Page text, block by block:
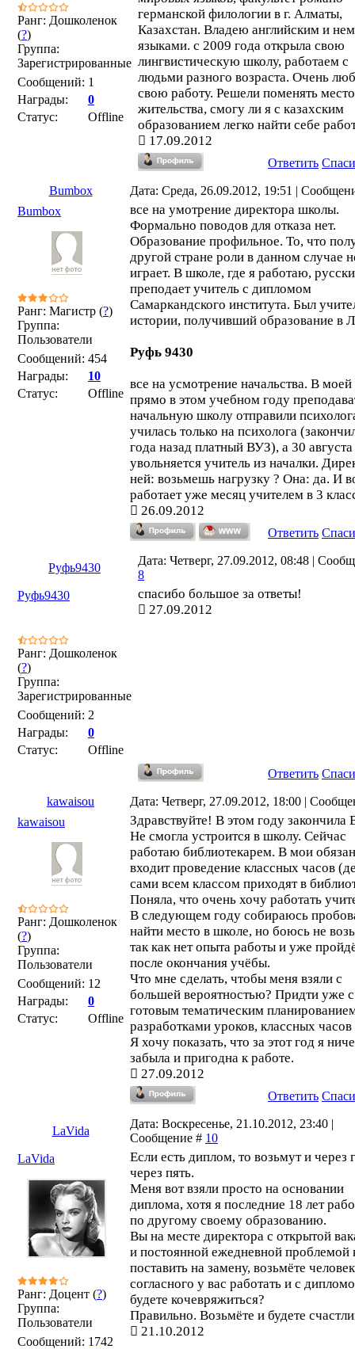
Ранг: Дошколенок
(?)
Группа:
Зарегистрированные
Сообщений: 1
Награды:
0
Статус:
Offline
германской филологии в г. Алматы,
Казахстан. Владею английским и
языками. с 2009 года открыла свою
лингвистическую школу, работаем с
людьми разного возраста. Очень
свою работу. Решели поменять место
жительства, смогу ли я с казахским
образованием легко найти себе
17.09.2012
Ответить
Bumbox
Дата: Среда, 26.09.2012, 19:51 |
Bumbox
Ранг: Магистр (?)
Группа:
Пользователи
Сообщений: 454
Награды:
10
Статус:
Offline
все на умотрение директора школы.
Формально поводов для отказа нет.
Образование профильное. То, что
другой стране роли в данном случае
играет. В школе, где я работаю,
преподает учитель с дипломом
Самаркандского института. Был
истории, получивший образование в
Руфь 9430
все на усмотрение начальства. В
прямо в этом учебном году
начальную школу отправили
училась только на психолога
года назад платный ВУЗ), а 30 августа
увольняется учитель из началки.
ней: возьмешь нагрузку ? Она: да. И
работает уже месяц учителем в 3
26.09.2012
Ответить
Руфь9430
Дата: Четверг, 27.09.2012, 08:48 |
8
Руфь9430
Ранг: Дошколенок
(?)
Группа:
Зарегистрированные
Сообщений: 2
Награды:
0
Статус:
Offline
спасибо большое за ответы!
27.09.2012
Ответить
kawaisou
Дата: Четверг, 27.09.2012, 18:00 |
kawaisou
Ранг: Дошколенок
(?)
Группа:
Пользователи
Сообщений: 12
Награды:
0
Статус:
Offline
Здравствуйте! В этом году закончила
Не смогла устроится в школу. Сейчас
работаю библиотекарем. В мои
входит проведение классных часов
сами всем классом приходят в
Поняла, что очень хочу работать
В следующем году собираюсь
найти место в школе, но боюсь не
так как нет опыта работы и уже
после окончания учёбы.
Что мне сделать, чтобы меня взяли с
большей вероятностью? Придти уже с
готовым тематическим
разработками уроков, классных часов
Я хочу показать, что за этот год я
забыла и пригодна к работе.
27.09.2012
Ответить
LaVida
Дата: Воскресенье, 21.10.2012, 23:40 |
Сообщение # 10
LaVida
Ранг: Доцент (?)
Группа:
Пользователи
Сообщений: 1742
Если есть диплом, то возьмут и через
через пять.
Меня вот взяли просто на основании
диплома, хотя я последние 18 лет
по другому своему образованию.
Вы на месте директора с открытой
и постоянной ежедневной проблемой
поставить на замену, возьмёте
согласного у вас работать и с
будете кочевряжиться?
Правильно. Возьмёте и будете
21.10.2012